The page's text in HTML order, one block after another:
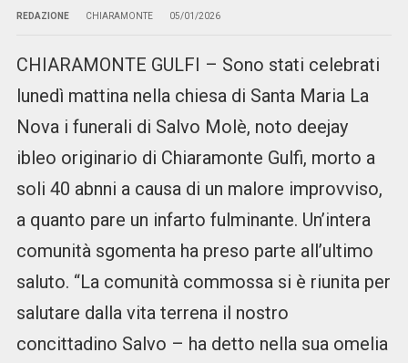
REDAZIONE CHIARAMONTE 05/01/2026
CHIARAMONTE GULFI – Sono stati celebrati
lunedì mattina nella chiesa di Santa Maria La
Nova i funerali di Salvo Molè, noto deejay
ibleo originario di Chiaramonte Gulfi, morto a
soli 40 abnni a causa di un malore improvviso,
a quanto pare un infarto fulminante. Un’intera
comunità sgomenta ha preso parte all’ultimo
saluto. “La comunità commossa si è riunita per
salutare dalla vita terrena il nostro
concittadino Salvo – ha detto nella sua omelia